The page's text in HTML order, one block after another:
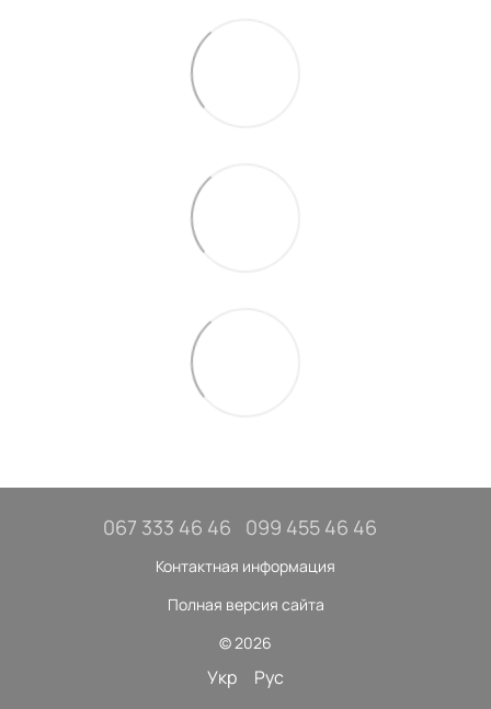
067 333 46 46 099 455 46 46
Контактная информация
Полная версия сайта
© 2026
Укр Рус